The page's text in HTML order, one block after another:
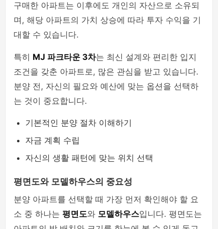
구매한 아파트는 이후에도 개인의 자산으로 소유되
며, 해당 아파트의 가치 상승에 따라 투자 수익을 기
대할 수 있습니다.
특히 MJ 파크타운 3차는 최신 설계와 편리한 입지
조건을 갖춘 아파트로, 많은 관심을 받고 있습니다.
분양 전, 자신의 필요와 예산에 맞는 옵션을 선택하
는 것이 중요합니다.
기본적인 분양 절차 이해하기
자금 계획 수립
자신의 생활 패턴에 맞는 위치 선택
평면도와 모델하우스의 중요성
분양 아파트를 선택할 때 가장 먼저 확인해야 할 요
소 중 하나는 평면도와 모델하우스입니다. 평면도는